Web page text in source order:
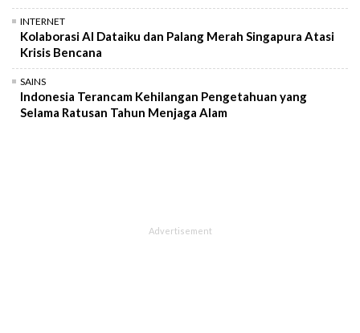
INTERNET
Kolaborasi AI Dataiku dan Palang Merah Singapura Atasi
Krisis Bencana
SAINS
Indonesia Terancam Kehilangan Pengetahuan yang
Selama Ratusan Tahun Menjaga Alam